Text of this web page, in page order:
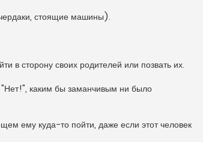
стоящие машины).
в сторону своих родителей или позвать их.
"Нет!", каким бы заманчивым ни было
ему куда-то пойти, даже если этот человек